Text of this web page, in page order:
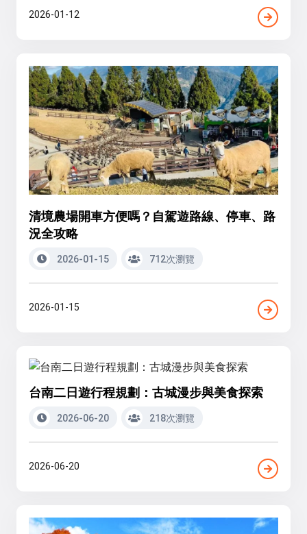
2026-01-12
清境農場開車方便嗎？自駕遊路線、停車、路
況全攻略
2026-01-15 712次瀏覽
2026-01-15
台南二日遊行程規劃：古城漫步與美食探索
2026-06-20 218次瀏覽
2026-06-20